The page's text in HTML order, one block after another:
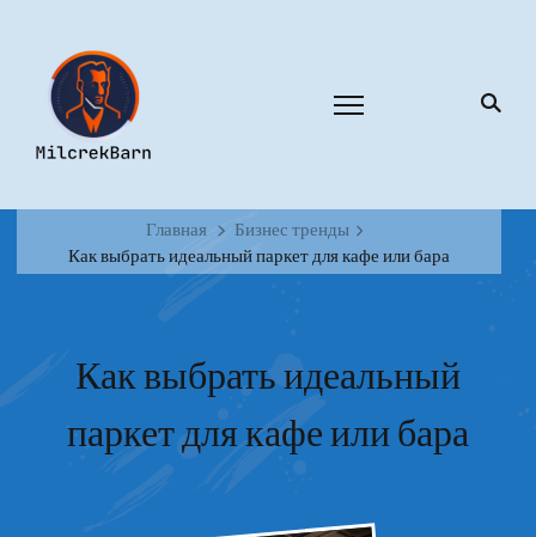
Главная
Бизнес тренды
Как выбрать идеальный паркет для кафе или бара
Как выбрать идеальный
паркет для кафе или бара